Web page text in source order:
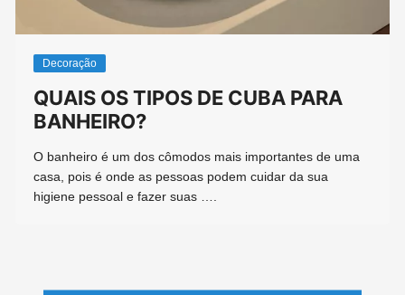
Decoração
QUAIS OS TIPOS DE CUBA PARA
BANHEIRO?
O banheiro é um dos cômodos mais importantes de uma
casa, pois é onde as pessoas podem cuidar da sua
higiene pessoal e fazer suas ….